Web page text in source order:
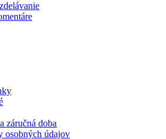
záručná doba
osobných údajov